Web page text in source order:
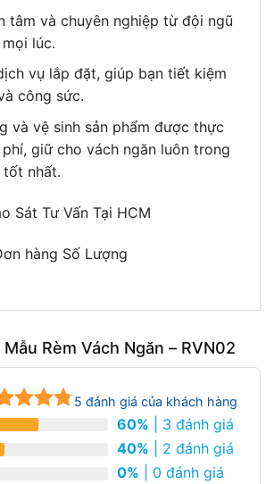
tâm và chuyên nghiệp từ đội ngũ
lúc.
vụ lắp đặt, giúp bạn tiết kiệm
công sức.
và vệ sinh sản phẩm được thực
phí, giữ cho vách ngăn luôn trong
nhất.
Sát Tư Vấn Tại HCM
hàng Số Lượng
Mẫu Rèm Vách Ngăn – RVN02
trên
trên
5 đánh giá của khách hàng
60% | 3 đánh giá
40% | 2 đánh giá
0% | 0 đánh giá